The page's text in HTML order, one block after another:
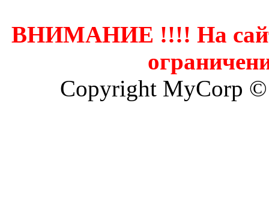
ВНИМАНИЕ !!!! На
Copyright MyCorp